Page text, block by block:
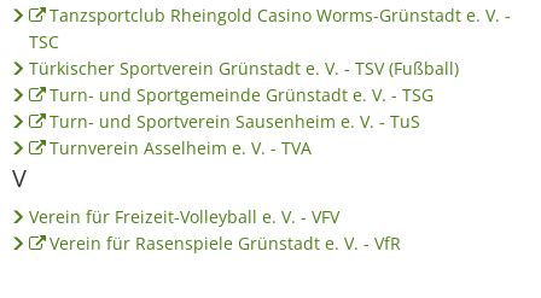
Tanzsportclub Rheingold Casino Worms-Grünstadt e. V. -
TSC
Türkischer Sportverein Grünstadt e. V. - TSV (Fußball)
Turn- und Sportgemeinde Grünstadt e. V. - TSG
Turn- und Sportverein Sausenheim e. V. - TuS
Turnverein Asselheim e. V. - TVA
V
Verein für Freizeit-Volleyball e. V. - VFV
Verein für Rasenspiele Grünstadt e. V. - VfR